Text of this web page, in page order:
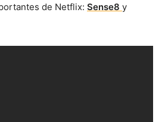
de Netflix: Sense8 y